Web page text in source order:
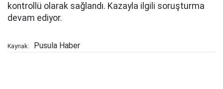
kontrollü olarak sağlandı. Kazayla ilgili soruşturma
devam ediyor.
Kaynak: Pusula Haber